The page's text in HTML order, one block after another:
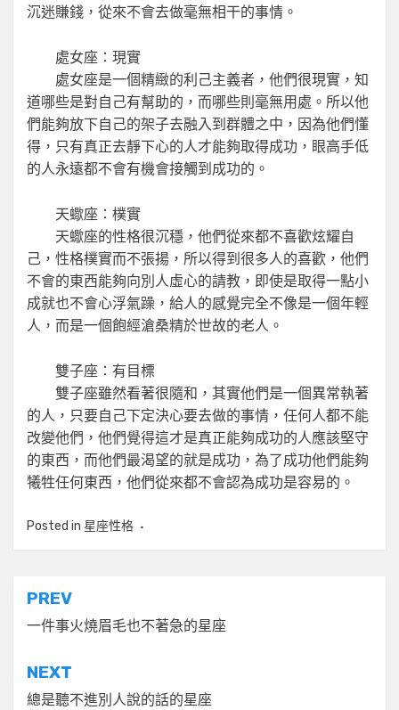
沉迷賺錢，從來不會去做毫無相干的事情。
處女座：現實
處女座是一個精緻的利己主義者，他們很現實，知
道哪些是對自己有幫助的，而哪些則毫無用處。所以他
們能夠放下自己的架子去融入到群體之中，因為他們懂
得，只有真正去靜下心的人才能夠取得成功，眼高手低
的人永遠都不會有機會接觸到成功的。
天蠍座：樸實
天蠍座的性格很沉穩，他們從來都不喜歡炫耀自
己，性格樸實而不張揚，所以得到很多人的喜歡，他們
不會的東西能夠向別人虛心的請教，即使是取得一點小
成就也不會心浮氣躁，給人的感覺完全不像是一個年輕
人，而是一個飽經滄桑精於世故的老人。
雙子座：有目標
雙子座雖然看著很隨和，其實他們是一個異常執著
的人，只要自己下定決心要去做的事情，任何人都不能
改變他們，他們覺得這才是真正能夠成功的人應該堅守
的東西，而他們最渴望的就是成功，為了成功他們能夠
犧牲任何東西，他們從來都不會認為成功是容易的。
Posted in 星座性格
文
章
導
覽
PREV
一件事火燒眉毛也不著急的星座
NEXT
總是聽不進別人說的話的星座